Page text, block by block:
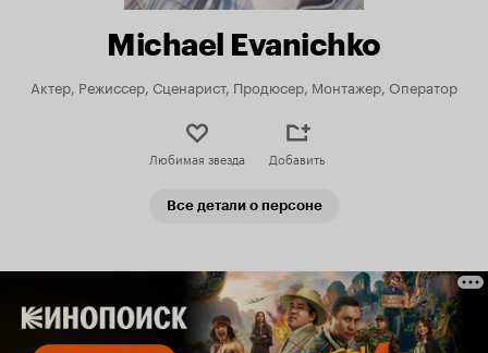
Michael Evanichko
Актер, Режиссер, Сценарист, Продюсер, Монтажер, Оператор
Любимая звезда Добавить
Все детали о персоне